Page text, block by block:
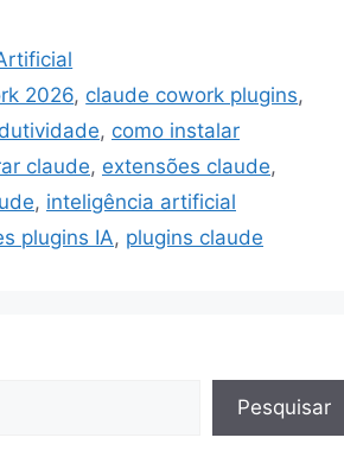
2026, claude cowork plugins,
, como instalar
claude, extensões claude,
, inteligência artificial
plugins IA, plugins claude
Pesquisar